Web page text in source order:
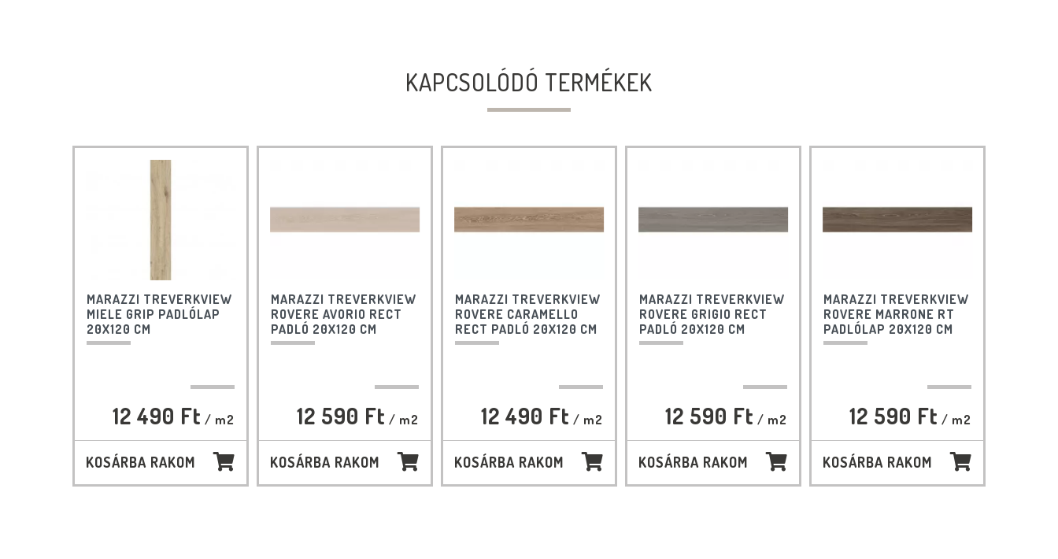
KAPCSOLÓDÓ TERMÉKEK
MARAZZI TREVERKVIEW
MIELE GRIP PADLÓLAP
20X120 CM
12 490 Ft / m2
KOSÁRBA RAKOM
MARAZZI TREVERKVIEW
ROVERE AVORIO RECT
PADLÓ 20X120 CM
12 590 Ft / m2
KOSÁRBA RAKOM
MARAZZI TREVERKVIEW
ROVERE CARAMELLO
RECT PADLÓ 20X120 CM
12 490 Ft / m2
KOSÁRBA RAKOM
MARAZZI TREVERKVIEW
ROVERE GRIGIO RECT
PADLÓ 20X120 CM
12 590 Ft / m2
KOSÁRBA RAKOM
MARAZZI TREVERKVIEW
ROVERE MARRONE RT
PADLÓLAP 20X120 CM
12 590 Ft / m2
KOSÁRBA RAKOM